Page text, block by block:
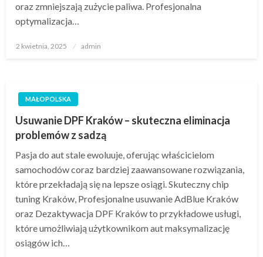
oraz zmniejszają zużycie paliwa. Profesjonalna
optymalizacja…
Opublikowane
2 kwietnia, 2025 admin
MAŁOPOLSKA
Usuwanie DPF Kraków – skuteczna eliminacja
problemów z sadzą
Pasja do aut stale ewoluuje, oferując właścicielom
samochodów coraz bardziej zaawansowane rozwiązania,
które przekładają się na lepsze osiągi. Skuteczny chip
tuning Kraków, Profesjonalne usuwanie AdBlue Kraków
oraz Dezaktywacja DPF Kraków to przykładowe usługi,
które umożliwiają użytkownikom aut maksymalizację
osiągów ich…